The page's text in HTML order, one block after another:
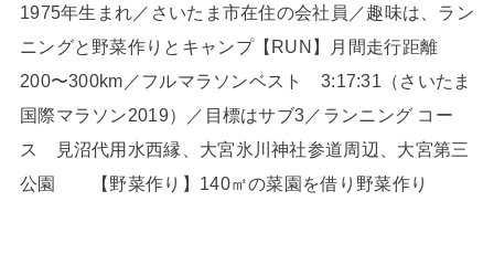
1975年生まれ／さいたま市在住の会社員／趣味は、ラン
ニングと野菜作りとキャンプ【RUN】月間走行距離
200〜300km／フルマラソンベスト 3:17:31（さいたま
国際マラソン2019）／目標はサブ3／ランニング コー
ス 見沼代用水西縁、大宮氷川神社参道周辺、大宮第三
公園 【野菜作り】140㎡の菜園を借り野菜作り